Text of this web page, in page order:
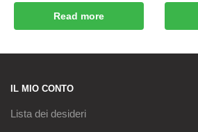
Read more
IL MIO CONTO
Lista dei desideri